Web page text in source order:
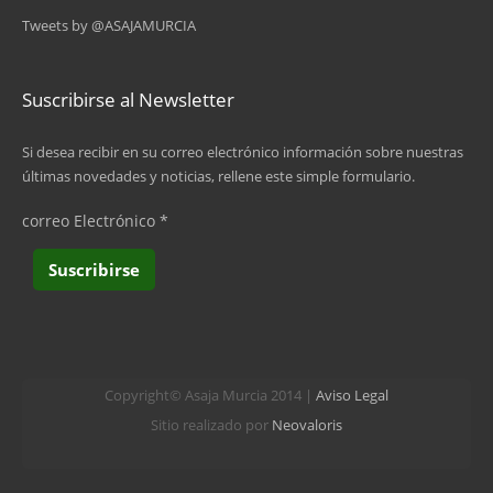
siguiente ›
última »
Tweets by @ASAJAMURCIA
Suscribirse al Newsletter
Si desea recibir en su correo electrónico información sobre nuestras
últimas novedades y noticias, rellene este simple formulario.
correo Electrónico *
Copyright© Asaja Murcia 2014 | Aviso Legal
Sitio realizado por Neovaloris